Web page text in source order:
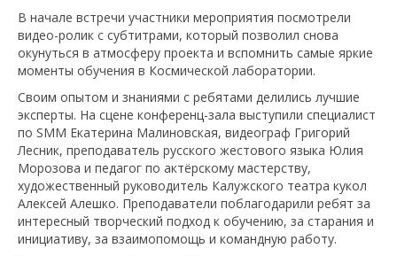
В начале встречи участники мероприятия посмотрели
видео-ролик с субтитрами, который позволил снова
окунуться в атмосферу проекта и вспомнить самые яркие
моменты обучения в Космической лаборатории.
Своим опытом и знаниями с ребятами делились лучшие
эксперты. На сцене конференц-зала выступили специалист
по SMM Екатерина Малиновская, видеограф Григорий
Лесник, преподаватель русского жестового языка Юлия
Морозова и педагог по актёрскому мастерству,
художественный руководитель Калужского театра кукол
Алексей Алешко. Преподаватели поблагодарили ребят за
интересный творческий подход к обучению, за старания и
инициативу, за взаимопомощь и командную работу.